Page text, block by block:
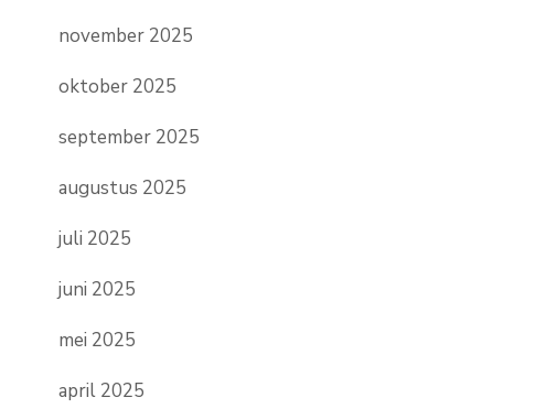
november 2025
oktober 2025
september 2025
augustus 2025
juli 2025
juni 2025
mei 2025
april 2025